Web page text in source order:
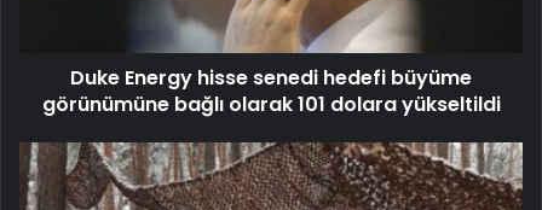
Duke Energy hisse senedi hedefi büyüme
görünümüne bağlı olarak 101 dolara yükseltildi